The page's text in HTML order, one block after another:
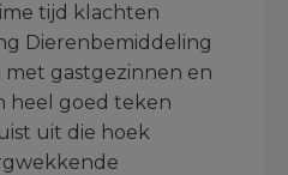
tijd klachten
Dierenbemiddeling
met gastgezinnen en
heel goed teken
uit die hoek